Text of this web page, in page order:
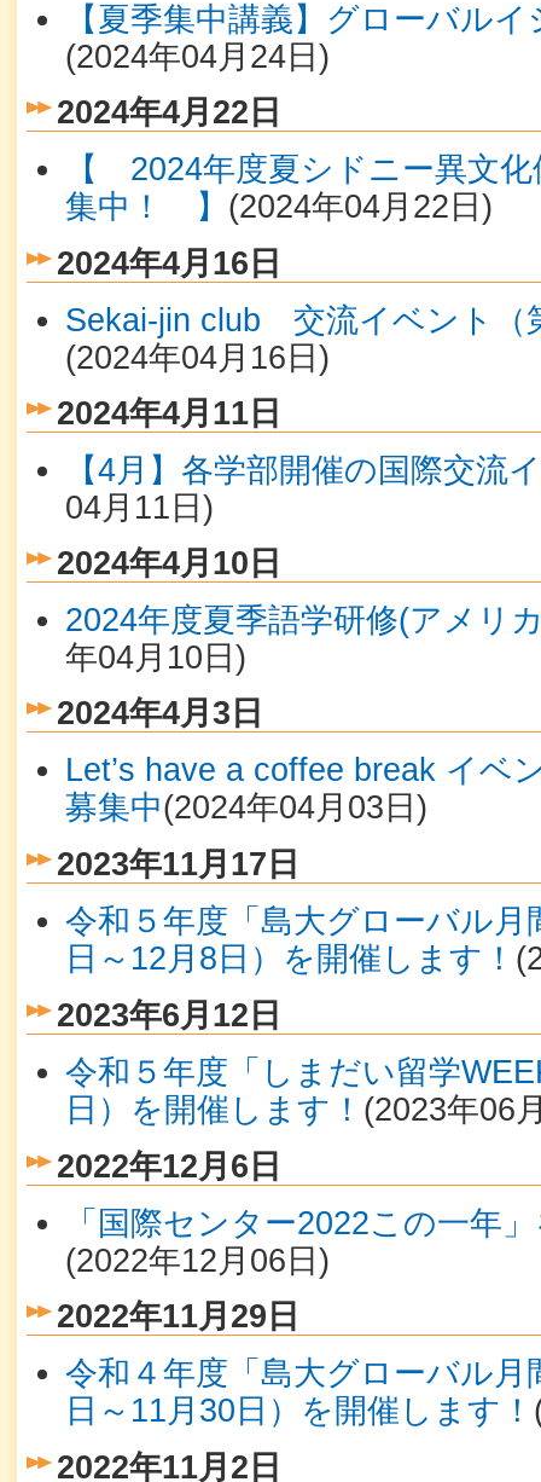
【夏季集中講義】グローバル
(2024年04月24日 )
2024年4月22日
【 2024年度夏シドニー異文
集中！ 】 (2024年04月22日 )
2024年4月16日
Sekai-jin club 交流イベント（
(2024年04月16日 )
2024年4月11日
【4月】各学部開催の国際交流
04月11日 )
2024年4月10日
2024年度夏季語学研修(アメリ
年04月10日 )
2024年4月3日
Let’s have a coffee break イベ
募集中(2024年04月03日 )
2023年11月17日
令和５年度「島大グローバル月
日～12月8日）を開催します！ (
2023年6月12日
令和５年度「しまだい留学
日）を開催します！ (2023年06
2022年12月6日
「国際センター2022この一年
(2022年12月06日 )
2022年11月29日
令和４年度「島大グローバル月
日～11月30日）を開催します！
2022年11月2日